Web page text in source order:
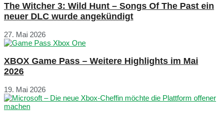
The Witcher 3: Wild Hunt – Songs Of The Past ein
neuer DLC wurde angekündigt
27. Mai 2026
XBOX Game Pass – Weitere Highlights im Mai
2026
19. Mai 2026